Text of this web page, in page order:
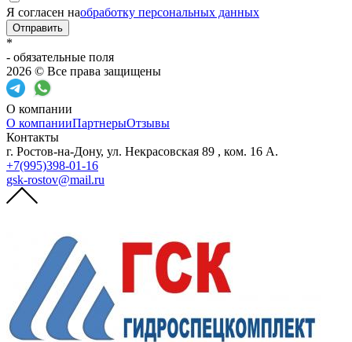
Я согласен наобработку персональных данных
Отправить
*
- обязательные поля
2026 © Все права защищены
О компании
О компанииПартнерыОтзывы
Контакты
г. Ростов-на-Дону, ул. Некрасовская 89 , ком. 16 А.
+7(995)398-01-16
gsk-rostov@mail.ru